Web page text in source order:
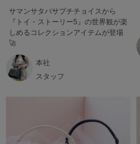
サマンサタバサプチチョイスから
『トイ・ストーリー5』の世界観が楽
しめるコレクションアイテムが登場
🚀
本社
スタッフ